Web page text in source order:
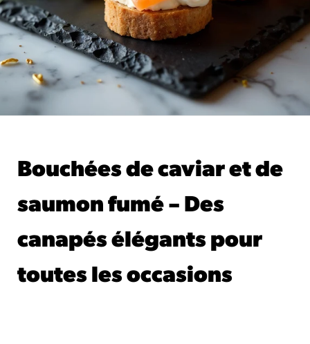
Bouchées de caviar et de
saumon fumé – Des
canapés élégants pour
toutes les occasions